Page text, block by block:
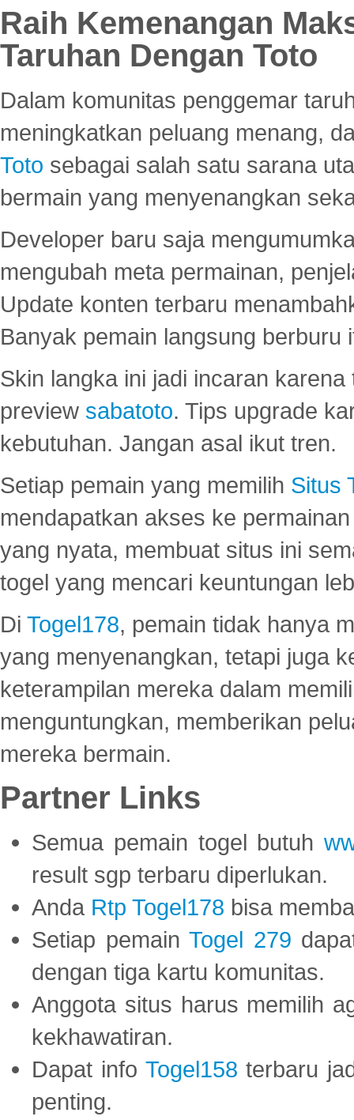
Raih Kemenangan
Taruhan Dengan Toto
Dalam komunitas penggemar
meningkatkan peluang menang,
Toto sebagai salah satu sarana
bermain yang menyenangkan
Developer baru saja
mengubah meta permainan,
Update konten terbaru
Banyak pemain langsung berburu
Skin langka ini jadi incaran
preview sabatoto. Tips upgrade
kebutuhan. Jangan asal ikut tren.
Setiap pemain yang memilih Situs
mendapatkan akses ke
yang nyata, membuat situs ini
togel yang mencari keuntungan
Di Togel178, pemain tidak hanya
yang menyenangkan, tetapi juga
keterampilan mereka dalam
menguntungkan, memberikan
mereka bermain.
Partner Links
Semua pemain togel butuh
result sgp terbaru diperlukan.
Anda Rtp Togel178 bisa
Setiap pemainTogel 279
dengan tiga kartu komunitas.
Anggota situs harus memilih
kekhawatiran.
Dapat info Togel158 terbaru
penting.